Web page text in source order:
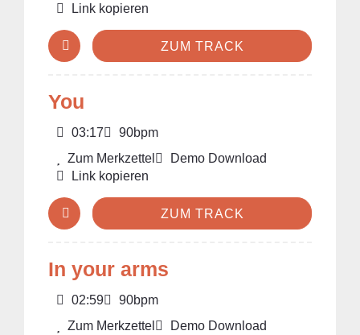
Link kopieren
ZUM TRACK
You
03:17
90bpm
Zum Merkzettel
Demo Download
Link kopieren
ZUM TRACK
In your arms
02:59
90bpm
Zum Merkzettel
Demo Download